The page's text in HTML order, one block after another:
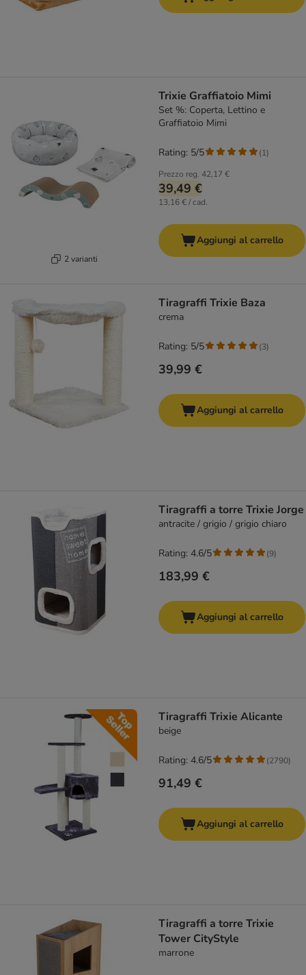
2 varianti
Trixie Graffiatoio Mimi
Set %: Coperta, Lettino e
Graffiatoio Mimi
Prezzo reg. 42,17 €
39,49 €
13,16 € / cad.
Rating: 5/5 (1)
Aggiungi al carrello
Tiragraffi Trixie Baza
crema
39,99 €
Rating: 5/5 (3)
Aggiungi al carrello
Tiragraffi a torre Trixie Jorge
antracite / grigio / grigio chiaro
183,99 €
Rating: 4.6/5 (9)
Aggiungi al carrello
Tiragraffi Trixie Alicante
beige
91,49 €
Rating: 4.6/5 (2790)
Aggiungi al carrello
Tiragraffi a torre Trixie
Tower CityStyle
marrone